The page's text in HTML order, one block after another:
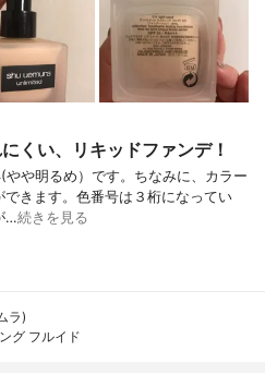
くい、リキッドファンデ！
や明るめ）です。ちなみに、カラー
きます。色番号は３桁になってい
…続きを見る
ラ)
グ フルイド